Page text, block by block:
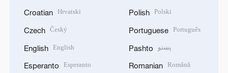
Croatian Hrvatski
Czech Český
English English
Esperanto Esperanto
Polish Polski
Portuguese Português
Pashto پښتو
Romanian Română